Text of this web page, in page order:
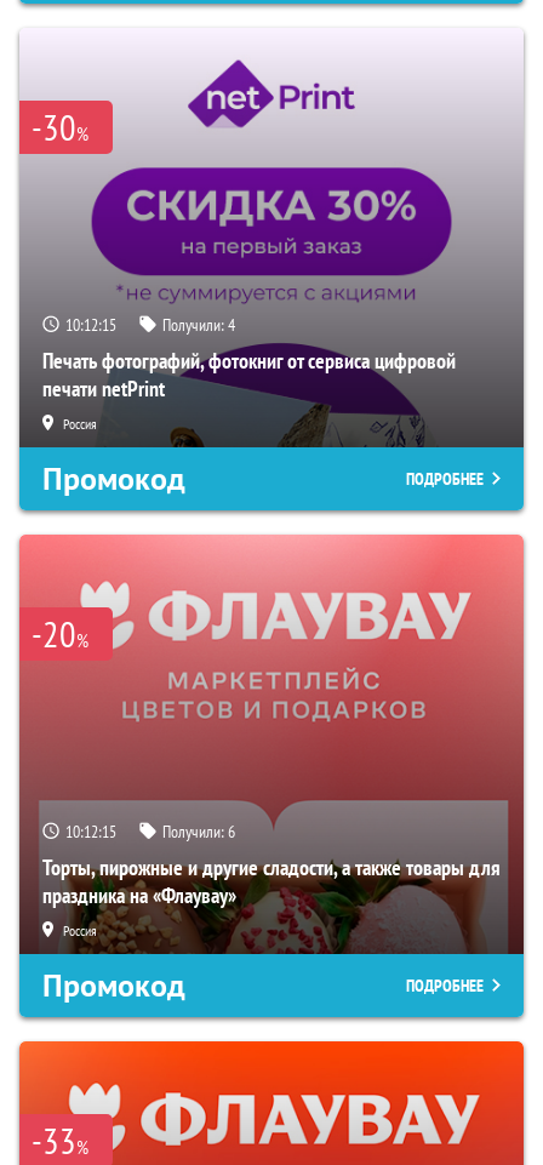
-30%
10:12:14 Получили:4
Печать фотографий, фотокниг от сервиса цифровой
печати netPrint
Россия
Промокод ПОДРОБНЕЕ
-20%
10:12:14 Получили:6
Торты, пирожные и другие сладости, а также товары для
праздника на «Флаувау»
Россия
Промокод ПОДРОБНЕЕ
-33%